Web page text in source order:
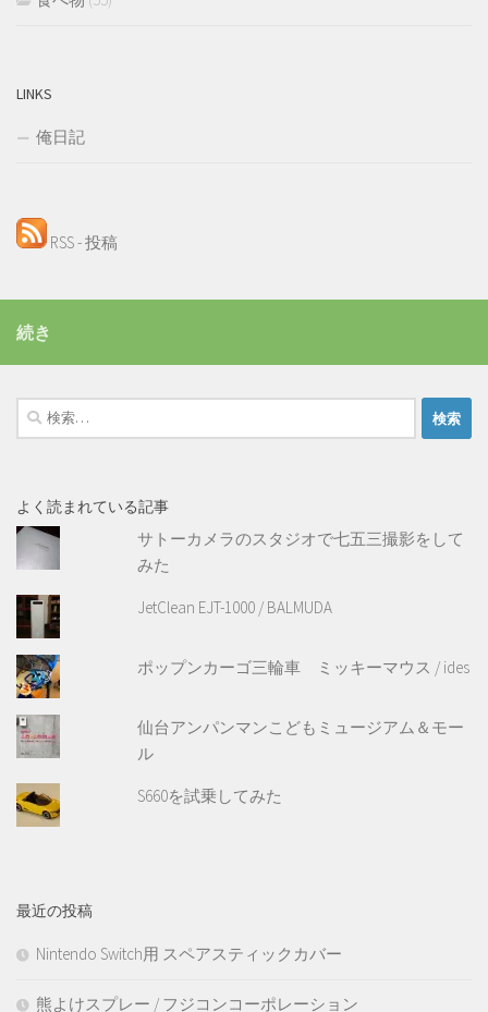
LINKS
俺日記
RSS - 投稿
続き
検
索:
よく読まれている記事
サトーカメラのスタジオで七五三撮影をして
みた
JetClean EJT-1000 / BALMUDA
ポップンカーゴ三輪車 ミッキーマウス / ides
仙台アンパンマンこどもミュージアム＆モー
ル
S660を試乗してみた
最近の投稿
Nintendo Switch用 スペアスティックカバー
熊よけスプレー / フジコンコーポレーション